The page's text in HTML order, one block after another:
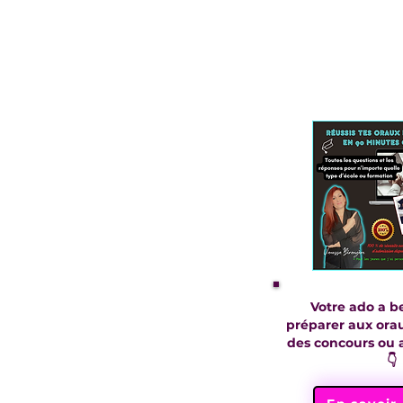
Votre ado a
préparer aux
des concours ou
👇